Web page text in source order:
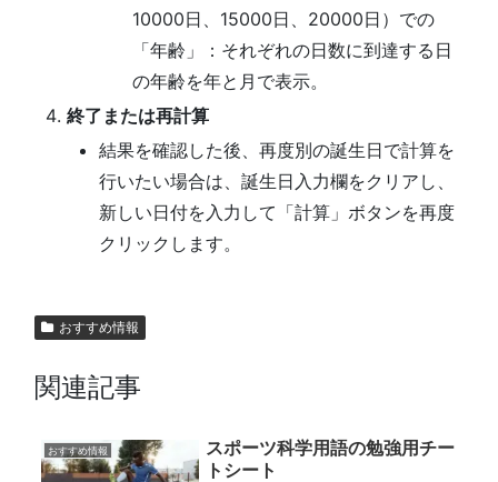
10000日、15000日、20000日）での
「年齢」：それぞれの日数に到達する日
の年齢を年と月で表示。
終了または再計算
結果を確認した後、再度別の誕生日で計算を
行いたい場合は、誕生日入力欄をクリアし、
新しい日付を入力して「計算」ボタンを再度
クリックします。
おすすめ情報
関連記事
おすすめ情報
スポーツ科学用語の勉強用チー
トシート